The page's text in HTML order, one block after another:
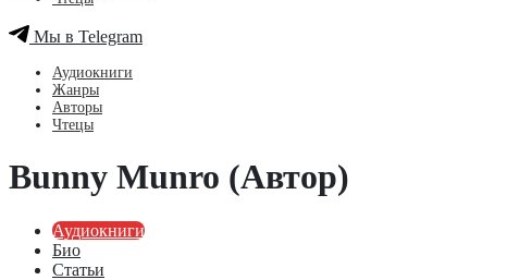
Мы в Telegram
Аудиокниги
Жанры
Авторы
Чтецы
Bunny Munro (Автор)
Аудиокниги
Био
Статьи